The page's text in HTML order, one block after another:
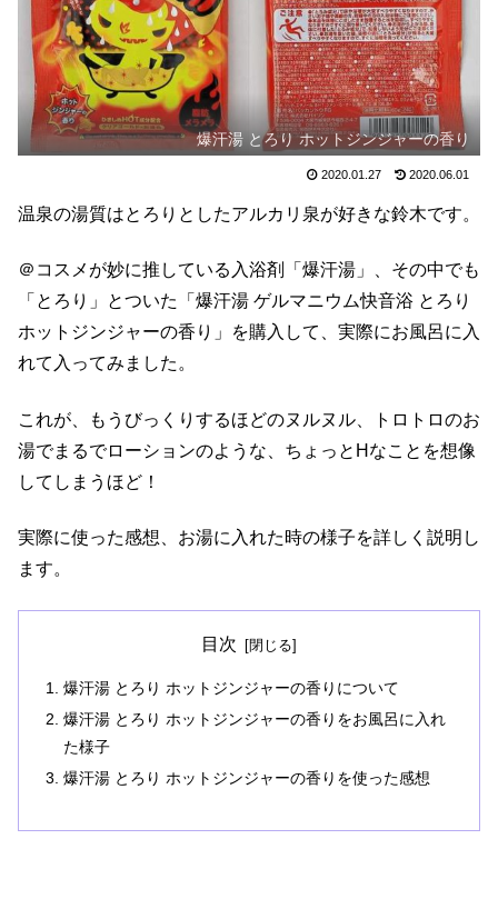
爆汗湯 とろり ホットジンジャーの香り
2020.01.27 2020.06.01
温泉の湯質はとろりとしたアルカリ泉が好きな鈴木です。
＠コスメが妙に推している入浴剤「爆汗湯」、その中でも
「とろり」とついた「 爆汗湯 ゲルマニウム快音浴 とろり
ホットジンジャーの香り」を購入して、実際にお風呂に入
れて入ってみました。
これが、もうびっくりするほどのヌルヌル、トロトロのお
湯でまるでローションのような、ちょっとHなことを想像
してしまうほど！
実際に使った感想、お湯に入れた時の様子を詳しく説明し
ます。
目次
爆汗湯 とろり ホットジンジャーの香りについて
爆汗湯 とろり ホットジンジャーの香りをお風呂に入れ
た様子
爆汗湯 とろり ホットジンジャーの香りを使った感想